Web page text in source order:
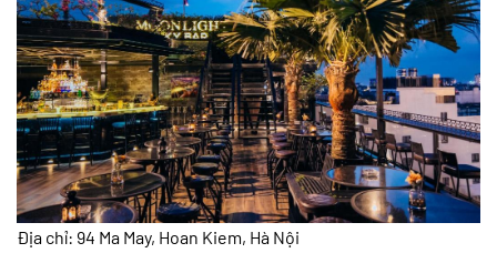
Địa chỉ: 94 Ma May, Hoan Kiem, Hà Nội